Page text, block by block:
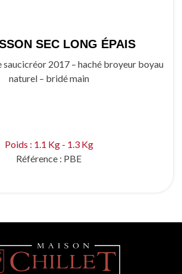
SEC LONG ÉPAIS
saucicréor 2017 – haché broyeur boyau
naturel – bridé main
Poids : 1.1 Kg - 1.3 Kg
Référence : PBE